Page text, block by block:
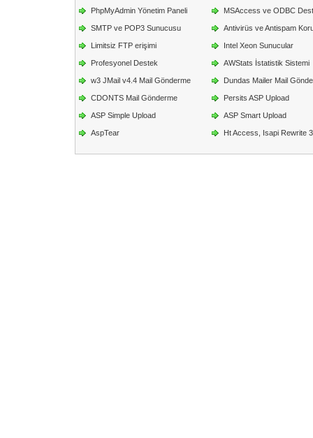
PhpMyAdmin Yönetim Paneli MSAccess ve ODBC
SMTP ve POP3 Sunucusu Antivirüs ve Antispam
Limitsiz FTP erişimi Intel Xeon Sunucular
Profesyonel Destek AWStats İstatistik Sistemi
w3 JMail v4.4 Mail Gönderme Dundas Mailer Mail
CDONTS Mail Gönderme Persits ASP Upload
ASP Simple Upload ASP Smart Upload
AspTear Ht Access, Isapi Rewrite